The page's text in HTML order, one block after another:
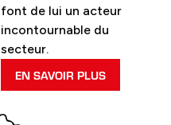
font de lui un acteur
incontournable du
secteur.
EN SAVOIR PLUS